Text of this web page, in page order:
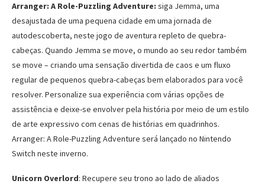
Arranger: A Role-Puzzling Adventure: siga Jemma, uma
desajustada de uma pequena cidade em uma jornada de
autodescoberta, neste jogo de aventura repleto de quebra-
cabeças. Quando Jemma se move, o mundo ao seu redor também
se move – criando uma sensação divertida de caos e um fluxo
regular de pequenos quebra-cabeças bem elaborados para você
resolver. Personalize sua experiência com várias opções de
assistência e deixe-se envolver pela história por meio de um estilo
de arte expressivo com cenas de histórias em quadrinhos.
Arranger: A Role-Puzzling Adventure será lançado no Nintendo
Switch neste inverno.
Unicorn Overlord: Recupere seu trono ao lado de aliados